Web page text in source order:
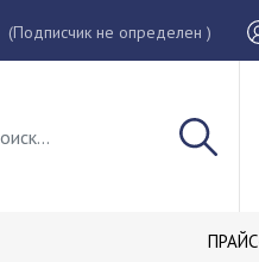
(Подписчик не определен )